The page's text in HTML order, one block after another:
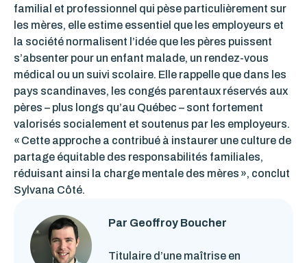
familial et professionnel qui pèse particulièrement sur
les mères, elle estime essentiel que les employeurs et
la société normalisent l’idée que les pères puissent
s’absenter pour un enfant malade, un rendez-vous
médical ou un suivi scolaire. Elle rappelle que dans les
pays scandinaves, les congés parentaux réservés aux
pères – plus longs qu’au Québec – sont fortement
valorisés socialement et soutenus par les employeurs.
« Cette approche a contribué à instaurer une culture de
partage équitable des responsabilités familiales,
réduisant ainsi la charge mentale des mères », conclut
Sylvana Côté.
Par Geoffroy Boucher
Titulaire d’une maîtrise en